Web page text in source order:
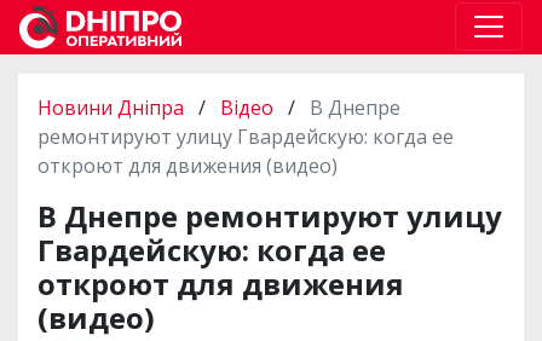
Новини Дніпра / Відео / В Днепре
ремонтируют улицу Гвардейскую: когда ее
откроют для движения (видео)
В Днепре ремонтируют улицу
Гвардейскую: когда ее
откроют для движения
(видео)